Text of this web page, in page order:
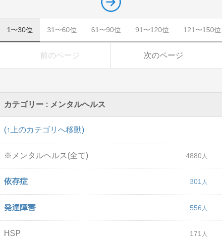
1〜30位 31〜60位 61〜90位 91〜120位 121〜150位
前のページ 次のページ
カテゴリー : メンタルヘルス
(↑上のカテゴリへ移動)
※メンタルヘルス(全て) 4880
依存症 301
発達障害 556
HSP 171